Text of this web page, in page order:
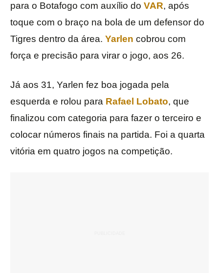
para o Botafogo com auxílio do VAR, após
toque com o braço na bola de um defensor do
Tigres dentro da área. Yarlen cobrou com
força e precisão para virar o jogo, aos 26.
Já aos 31, Yarlen fez boa jogada pela
esquerda e rolou para Rafael Lobato, que
finalizou com categoria para fazer o terceiro e
colocar números finais na partida. Foi a quarta
vitória em quatro jogos na competição.